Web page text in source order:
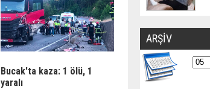
Bucak'ta kaza: 1 ölü, 1
yaralı
ARŞİV